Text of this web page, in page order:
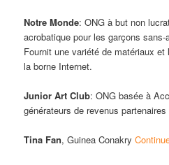
Notre Monde: ONG à but non
acrobatique pour les garçons sans-
Fournit une variété de matériaux
la borne Internet.
Junior Art Club: ONG basée à
générateurs de revenus
Tina Fan, Guinea Conakry